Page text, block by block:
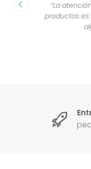
”
“La
productos es